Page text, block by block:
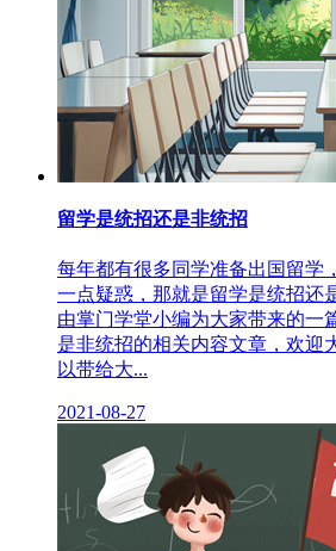
留学是统招还是非统招
每年都有很多同学准备出国留学
一点疑惑，那就是留学是统招还
由掌门学堂小编为大家带来的一
是非统招的相关内容文章，欢迎
以带给大...
2021-08-27